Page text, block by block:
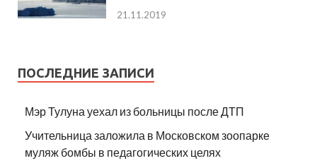
21.11.2019
ПОСЛЕДНИЕ ЗАПИСИ
Мэр Тулуна уехал из больницы после ДТП
Учительница заложила в Московском зоопарке
муляж бомбы в педагогических целях